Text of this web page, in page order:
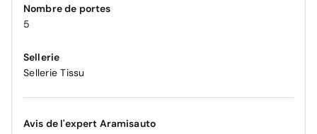
Nombre de portes
5
Sellerie
Sellerie Tissu
Avis de l'expert Aramisauto